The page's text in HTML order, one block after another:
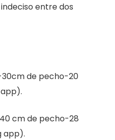
indeciso entre dos
30cm de pecho-20
cm de pecho-28
app).